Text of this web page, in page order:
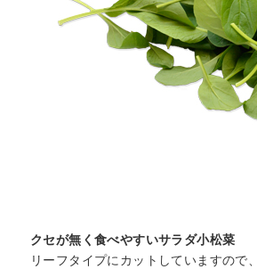
クセが無く食べやすいサラダ小松菜
リーフタイプにカットしていますので